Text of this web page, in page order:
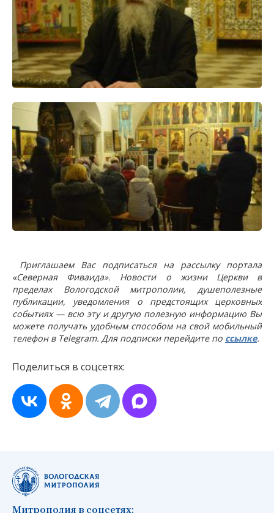
Приглашаем Вас подписаться на рассылку портала
«Северная Фиваида». Новости о жизни Церкви в
пределах Вологодской митрополии, душеполезные
публикации, уведомления о предстоящих церковных
событиях — всю эту и другую полезную информацию Вы
можете получать удобным способом на свой мобильный
телефон в Telegram. Для подписки перейдите по ссылке.
Поделиться в соцсетях:
Митрополия в соцсетях: